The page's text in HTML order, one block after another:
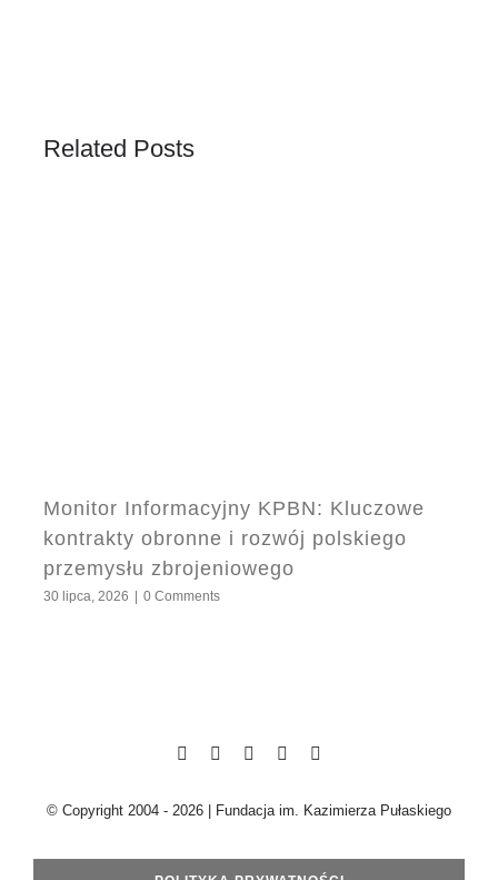
Related Posts
Monitor Informacyjny KPBN: Kluczowe
kontrakty obronne i rozwój polskiego
przemysłu zbrojeniowego
30 lipca, 2026 0 Comments
© Copyright 2004 - 2026 | Fundacja im. Kazimierza Pułaskiego